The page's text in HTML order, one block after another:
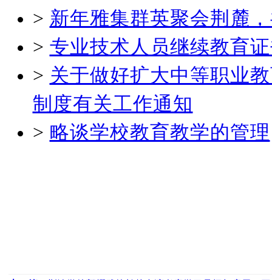
> 新年雅集群英聚会荆麓
> 专业技术人员继续教育
> 关于做好扩大中等职业
制度有关工作通知
> 略谈学校教育教学的管理